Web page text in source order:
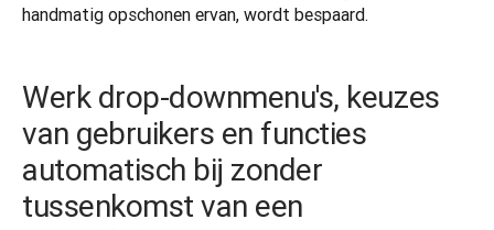
handmatig opschonen ervan, wordt bespaard.
Werk drop-downmenu's, keuzes
van gebruikers en functies
automatisch bij zonder
tussenkomst van een